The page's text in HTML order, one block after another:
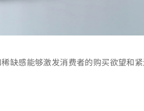
缺感能够激发消费者的购买欲望和